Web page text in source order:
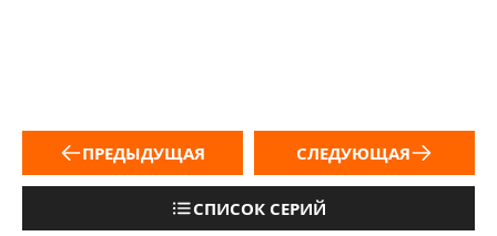
ПРЕДЫДУЩАЯ
СПИСОК СЕРИЙ
СЛЕДУЮЩАЯ